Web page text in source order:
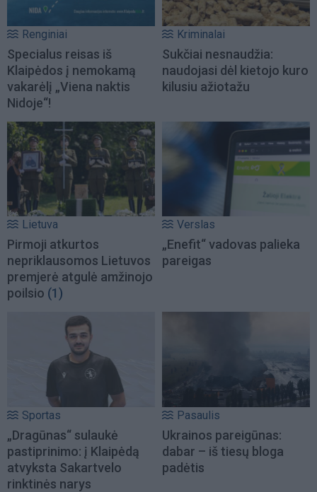
Renginiai
Specialus reisas iš
Klaipėdos į nemokamą
vakarėlį „Viena naktis
Nidoje“!
Kriminalai
Sukčiai nesnaudžia:
naudojasi dėl kietojo kuro
kilusiu ažiotažu
Lietuva
Pirmoji atkurtos
nepriklausomos Lietuvos
premjerė atgulė amžinojo
poilsio (1)
Verslas
„Enefit“ vadovas palieka
pareigas
Sportas
„Dragūnas“ sulaukė
pastiprinimo: į Klaipėdą
atvyksta Sakartvelo
rinktinės narys
Pasaulis
Ukrainos pareigūnas:
dabar – iš tiesų bloga
padėtis